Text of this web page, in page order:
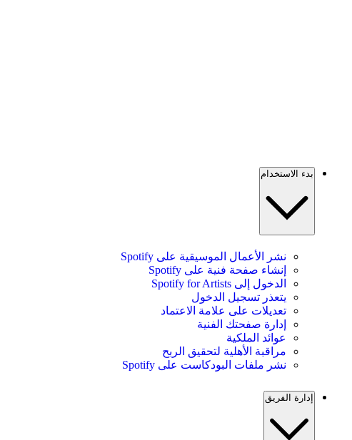
بدء الاستخدام
نشر الأعمال الموسيقية على Spotify
إنشاء صفحة فنية على Spotify
الدخول إلى Spotify for Artists
يتعذر تسجيل الدخول
تعديلات على علامة الاعتماد
إدارة صفحتك الفنية
عوائد الملكية
مراقبة الأهلية لتحقيق الربح
نشر ملفات البودكاست على Spotify
إدارة الفريق